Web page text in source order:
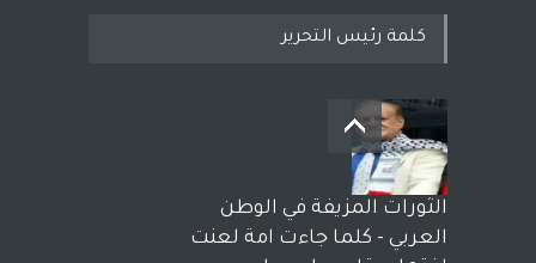
بعد معارك قضائية طاحنة كتب
وترافع فيها بنفسه مرة اخرى..
الشيخ طارق يوسف يقهر
الحكومة الأمريكية ، فأعطوه
الجنسية عن يد وهم صاغرون،
كلمة رئيس التحرير
الثورات المزيفة في الوطن
العربي - كلما جاءت امة لعنت